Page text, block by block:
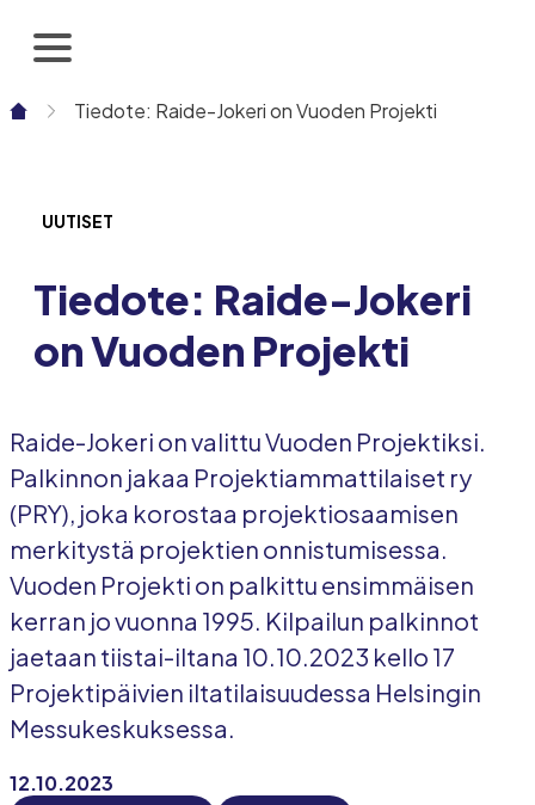
sisältöön
Tiedote: Raide-Jokeri on Vuoden Projekti
UUTISET
Tiedote: Raide-Jokeri
on Vuoden Projekti
Raide-Jokeri on valittu Vuoden Projektiksi.
Palkinnon jakaa Projektiammattilaiset ry
(PRY), joka korostaa projektiosaamisen
merkitystä projektien onnistumisessa.
Vuoden Projekti on palkittu ensimmäisen
kerran jo vuonna 1995. Kilpailun palkinnot
jaetaan tiistai-iltana 10.10.2023 kello 17
Projektipäivien iltatilaisuudessa Helsingin
Messukeskuksessa.
12.10.2023